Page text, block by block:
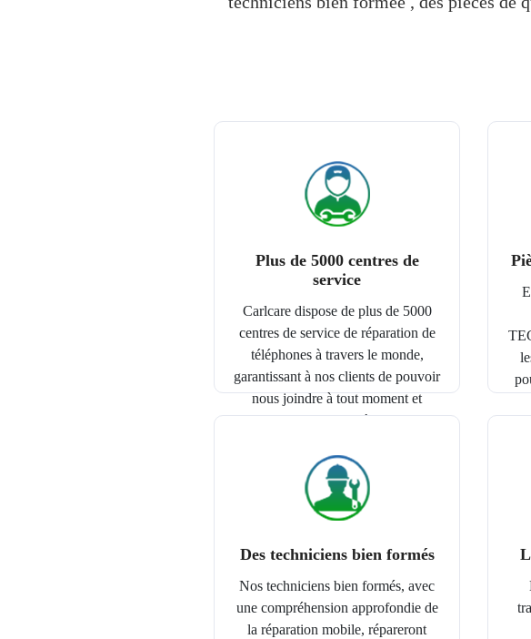
Plus de 5000 centres de
service
Carlcare dispose de plus de 5000
centres de service de réparation de
téléphones à travers le monde,
garantissant à nos clients de pouvoir
nous joindre à tout moment et
n'importe où.
Des techniciens bien formés
Nos techniciens bien formés, avec
une compréhension approfondie de
la réparation mobile, répareront